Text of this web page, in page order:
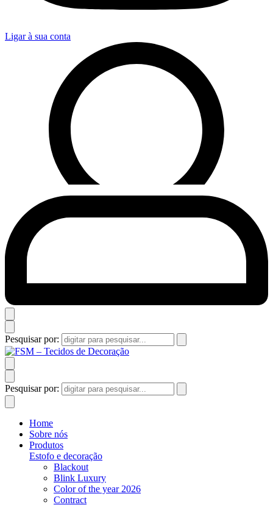
Ligar à sua conta
Pesquisar por:
Pesquisar por:
Home
Sobre nós
Produtos
Estofo e decoração
Blackout
Blink Luxury
Color of the year 2026
Contract